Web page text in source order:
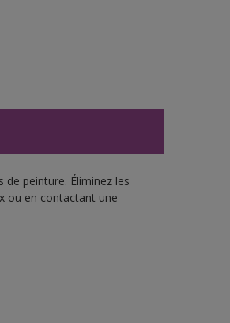
peinture. Éliminez les
ou en contactant une